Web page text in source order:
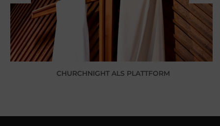
CHURCHNIGHT ALS PLATTFORM